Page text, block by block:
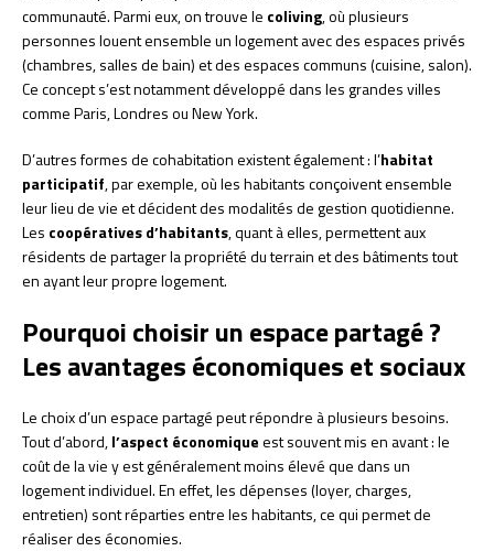
communauté. Parmi eux, on trouve le coliving, où plusieurs
personnes louent ensemble un logement avec des espaces privés
(chambres, salles de bain) et des espaces communs (cuisine, salon).
Ce concept s’est notamment développé dans les grandes villes
comme Paris, Londres ou New York.
D’autres formes de cohabitation existent également : l’habitat
participatif, par exemple, où les habitants conçoivent ensemble
leur lieu de vie et décident des modalités de gestion quotidienne.
Les coopératives d’habitants, quant à elles, permettent aux
résidents de partager la propriété du terrain et des bâtiments tout
en ayant leur propre logement.
Pourquoi choisir un espace partagé ?
Les avantages économiques et sociaux
Le choix d’un espace partagé peut répondre à plusieurs besoins.
Tout d’abord,l’aspect économiqueest souvent mis en avant : le
coût de la vie y est généralement moins élevé que dans un
logement individuel. En effet, les dépenses (loyer, charges,
entretien) sont réparties entre les habitants, ce qui permet de
réaliser des économies.